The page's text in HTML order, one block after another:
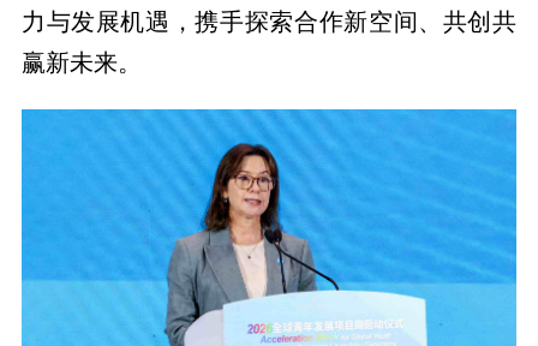
力与发展机遇，携手探索合作新空间、共创共
赢新未来。